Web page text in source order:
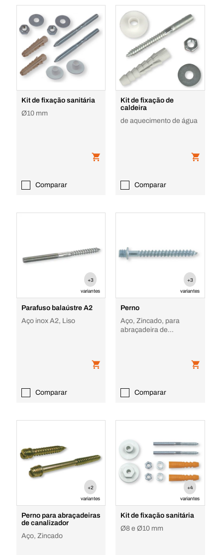
Kit de fixação sanitária
Ø10 mm
Comparar
Kit de fixação de
caldeira
de aquecimento de água
Comparar
+3
variantes
Parafuso balaústre A2
Aço inox A2, Liso
Comparar
+3
variantes
Perno
Aço, Zincado, para
abraçadeira de
Comparar
+2
variantes
Perno para abraçadeiras
de canalizador
Aço, Zincado
+4
variantes
Kit de fixação sanitária
Ø8 e Ø10 mm